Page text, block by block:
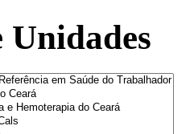
Unidades